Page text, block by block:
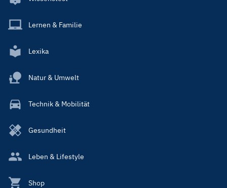
Lernen & Familie
Lexika
Natur & Umwelt
Technik & Mobilität
Gesundheit
Leben & Lifestyle
Shop